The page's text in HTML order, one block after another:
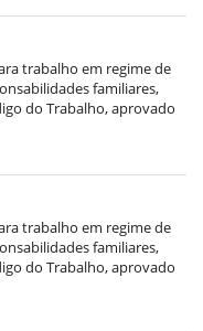
trabalho em regime de
familiares,
do Trabalho, aprovado
trabalho em regime de
familiares,
do Trabalho, aprovado